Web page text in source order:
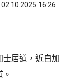
16:26
居道，近白加